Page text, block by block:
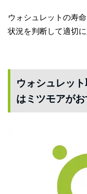
ウォシュレットの寿
状況を判断して適切に
ウォシュレッ
はミツモアが